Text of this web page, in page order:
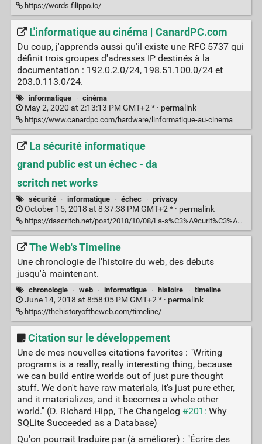
https://words.filippo.io/
L'informatique au cinéma | CanardPC.com
Du coup, j'apprends aussi qu'il existe une RFC 5737 qui
définit trois groupes d'adresses IP destinés à la
documentation : 192.0.2.0/24, 198.51.100.0/24 et
203.0.113.0/24.
informatique · cinéma
May 2, 2020 at 2:13:13 PM GMT+2 * · permalink
https://www.canardpc.com/hardware/linformatique-au-cinema
La sécurité informatique
grand public est un échec - da
scritch net works
sécurité · informatique · échec · privacy
October 15, 2018 at 8:37:38 PM GMT+2 * · permalink
https://dascritch.net/post/2018/10/08/La-s%C3%A9curit%C3%A9-informatique-grand-public-est-un-%C3%A9chec
The Web's Timeline
Une chronologie de l'histoire du web, des débuts
jusqu'à maintenant.
chronologie · web · informatique · histoire · timeline
June 14, 2018 at 8:58:05 PM GMT+2 * · permalink
https://thehistoryoftheweb.com/timeline/
Citation sur le développement
Une de mes nouvelles citations favorites : "Writing
programs is a really, really interesting thing, because
we can build entire worlds out of just pure thought
stuff. We don't have raw materials, it's just pure ether,
and it materializes, and it becomes a whole other
world." (D. Richard Hipp, The Changelog #201: Why
SQLite Succeeded as a Database)
Qu'on pourrait traduire par (à améliorer) : "Écrire des